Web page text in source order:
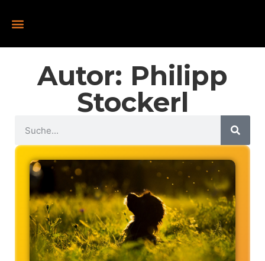
Autor: Philipp
Stockerl